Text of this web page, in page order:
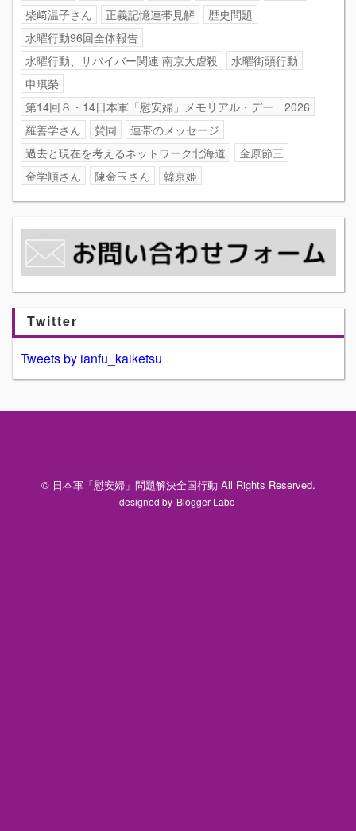
柴﨑温子さん
正義記憶連帯見解
歴史問題
水曜行動96回全体報告
水曜行動、サバイバー関連 南京大虐殺
水曜街頭行動
申琪榮
第14回８・14日本軍「慰安婦」メモリアル・デー 2026
羅善学さん
賛同
連帯のメッセージ
過去と現在を考えるネットワーク北海道
金原節三
金学順さん
陳金玉さん 韓京姫
Twitter
Tweets by ianfu_kaiketsu
© 日本軍「慰安婦」問題解決全国行動 All Rights Reserved.
designed by Blogger Labo